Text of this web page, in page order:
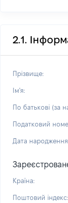
2.1.
Прізвище:
Ім'я:
По батькові (за
Податковий
Дата
Країна:
Поштовий індекс: